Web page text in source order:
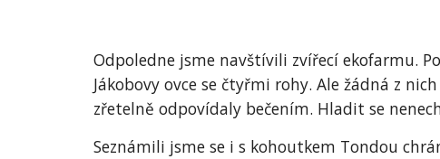
Odpoledne jsme navštívili zvířecí ekofarmu.
Jákobovy ovce se čtyřmi rohy. Ale žádná z
zřetelně odpovídaly bečením. Hladit se
Seznámili jsme se i s kohoutkem Tondou